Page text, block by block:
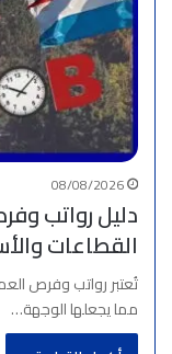
08/08/2026
القطاعات
تُعتبر رواتب وفرص
مما يجعلها الوجهة…